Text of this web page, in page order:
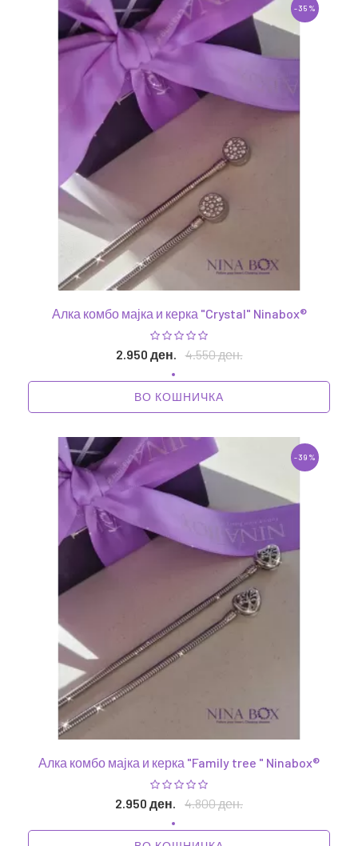
-35%
Алка комбо мајка и керка "Crystal" Ninabox®
2.950 ден. 4.550 ден.
ВО КОШНИЧКА
-39%
Алка комбо мајка и керка "Family tree " Ninabox®
2.950 ден. 4.800 ден.